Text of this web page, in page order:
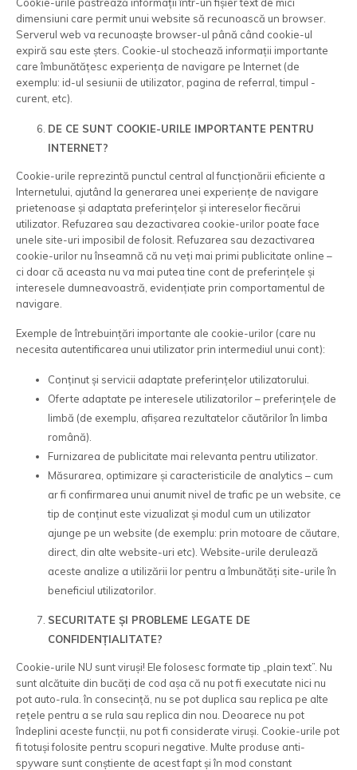
dimensiuni care permit unui website să recunoască un browser.
Serverul web va recunoaște browser-ul până când cookie-ul
expiră sau este șters. Cookie-ul stochează informații importante
care îmbunătățesc experiența de navigare pe Internet (de
exemplu: id-ul sesiunii de utilizator, pagina de referral, timpul -
curent, etc).
DE CE SUNT COOKIE-URILE IMPORTANTE PENTRU
INTERNET?
Cookie-urile reprezintă punctul central al funcționării eficiente a
Internetului, ajutând la generarea unei experiențe de navigare
prietenoase și adaptata preferințelor și intereselor fiecărui
utilizator. Refuzarea sau dezactivarea cookie-urilor poate face
unele site-uri imposibil de folosit. Refuzarea sau dezactivarea
cookie-urilor nu înseamnă că nu veți mai primi publicitate online –
ci doar că aceasta nu va mai putea tine cont de preferințele și
interesele dumneavoastră, evidențiate prin comportamentul de
navigare.
Exemple de întrebuințări importante ale cookie-urilor (care nu
necesita autentificarea unui utilizator prin intermediul unui cont):
Conținut și servicii adaptate preferințelor utilizatorului.
Oferte adaptate pe interesele utilizatorilor – preferințele de
limbă (de exemplu, afișarea rezultatelor căutărilor în limba
română).
Furnizarea de publicitate mai relevanta pentru utilizator.
Măsurarea, optimizare și caracteristicile de analytics – cum
ar fi confirmarea unui anumit nivel de trafic pe un website, ce
tip de conținut este vizualizat și modul cum un utilizator
ajunge pe un website (de exemplu: prin motoare de căutare,
direct, din alte website-uri etc). Website-urile derulează
aceste analize a utilizării lor pentru a îmbunătăți site-urile în
beneficiul utilizatorilor.
SECURITATE ȘI PROBLEME LEGATE DE
CONFIDENȚIALITATE?
Cookie-urile NU sunt viruși! Ele folosesc formate tip „plain text”. Nu
sunt alcătuite din bucăți de cod așa că nu pot fi executate nici nu
pot auto-rula. în consecință, nu se pot duplica sau replica pe alte
rețele pentru a se rula sau replica din nou. Deoarece nu pot
îndeplini aceste funcții, nu pot fi considerate viruși. Cookie-urile pot
fi totuși folosite pentru scopuri negative. Multe produse anti-
spyware sunt conștiente de acest fapt și în mod constant